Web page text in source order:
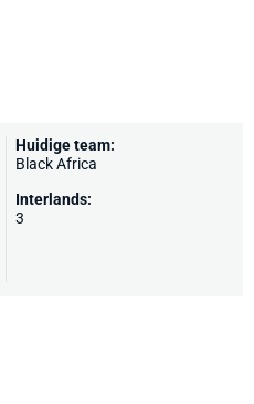
Huidige team:
Black Africa
Interlands:
3